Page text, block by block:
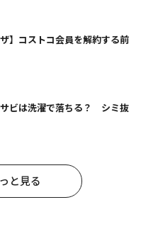
】コストコ会員を解約する前
ビは洗濯で落ちる？ シミ抜
と見る